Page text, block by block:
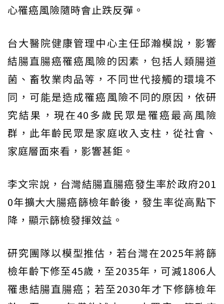
心罹癌風險隨時會止跌反彈。
台大醫院健康管理中心主任邱瀚模說，影響
結腸直腸癌罹癌風險的因素，包括人類腸道
菌、畜牧業肉品等，不同世代接觸的環境不
同，可能是造成罹癌風險不同的原因，依研
究結果，現在40多歲民眾是罹癌最高風險
群，此年齡民眾是家庭收入支柱，從社會、
家庭層面來看，影響甚鉅。
李文宗說，台灣結腸直腸癌發生率於政府201
0年擴大大腸癌篩檢年齡後，發生率從高點下
降，顯示篩檢發揮效益。
研究團隊以模型推估，若台灣在2025年將篩
檢年齡下修至45歲，至2035年，可減1806人
罹患結腸直腸癌；若至2030年才下修篩檢年